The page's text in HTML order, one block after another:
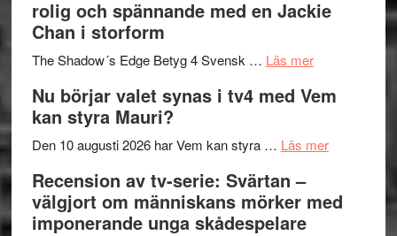
Pöntinen
Artipelag
in
samtal
teater
rolig och spännande med en Jackie
Chan i storform
The Shadow´s Edge Betyg 4 Svensk … Läs merom
The
´s
rolig
Nu börjar valet synas i tv4 med Vem
kan styra Mauri?
Den 10 augusti 2026 har Vem kan styra … Läs merom
valet
Recension av tv-serie: Svärtan –
välgjort om människans mörker med
imponerande unga skådespelare